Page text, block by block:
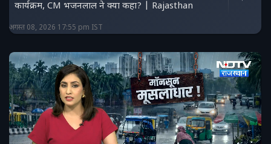
कार्यक्रम, CM भजनलाल ने क्या कहा? | Rajasthan
अगस्त 08, 2026 17:55 pm IST